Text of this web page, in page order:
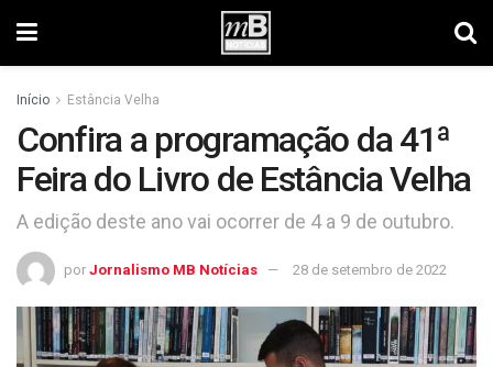
Início Estância Velha
Confira a programação da 41ª
Feira do Livro de Estância Velha
A edição deste ano vai ocorrer de 4 a 9 de outubro.
por Jornalismo MB Notícias 28 de setembro de 2022